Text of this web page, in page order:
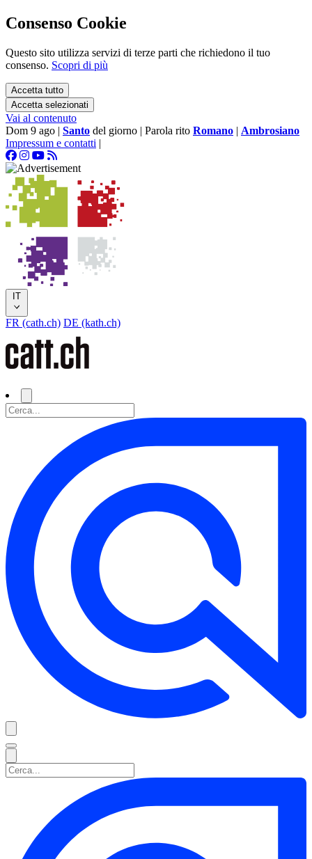
Consenso Cookie
Questo sito utilizza servizi di terze parti che richiedono il tuo
consenso. Scopri di più
Accetta tutto
Accetta selezionati
Vai al contenuto
Dom 9 ago | Santo del giorno | Parola rito Romano | Ambrosiano
Impressum e contatti |
IT
FR (cath.ch) DE (kath.ch)